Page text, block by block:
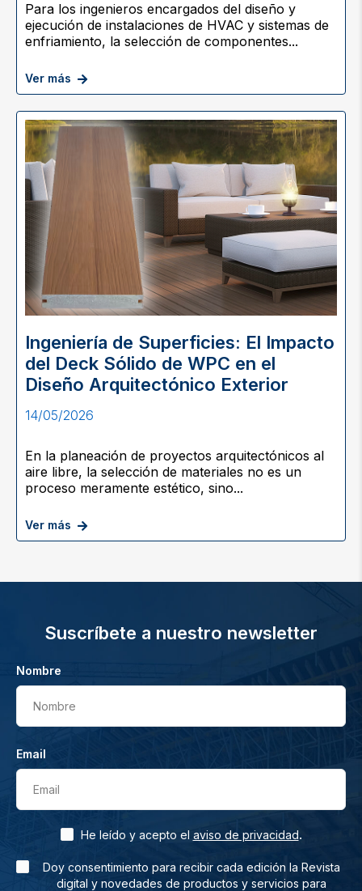
Para los ingenieros encargados del diseño y
ejecución de instalaciones de HVAC y sistemas de
enfriamiento, la selección de componentes...
Ver más
Ingeniería de Superficies: El Impacto
del Deck Sólido de WPC en el
Diseño Arquitectónico Exterior
14/05/2026
En la planeación de proyectos arquitectónicos al
aire libre, la selección de materiales no es un
proceso meramente estético, sino...
Ver más
Suscríbete a nuestro newsletter
Nombre
Nombre
Email
Email
He leído y acepto el aviso de privacidad.
Doy consentimiento para recibir cada edición la Revista
digital y novedades de productos y servicios para